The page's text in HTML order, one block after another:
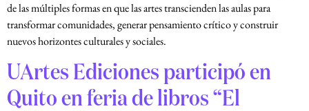
de las múltiples formas en que las artes transcienden las aulas para
transformar comunidades, generar pensamiento crítico y construir
nuevos horizontes culturales y sociales.
UArtes Ediciones participó en
Quito en feria de libros “El